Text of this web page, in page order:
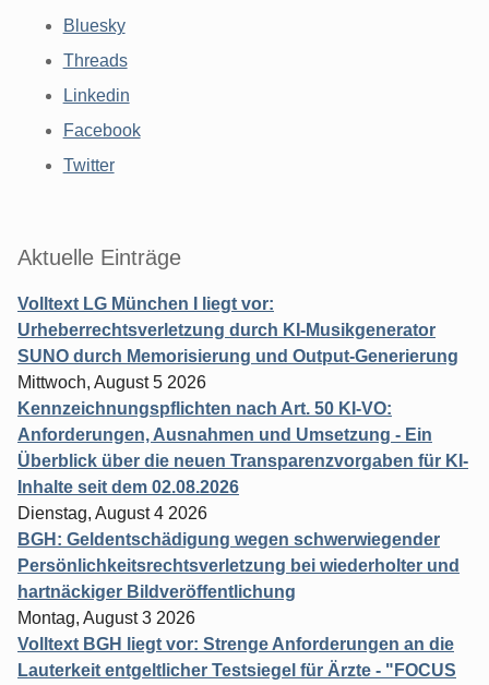
Bluesky
Threads
Linkedin
Facebook
Twitter
Aktuelle Einträge
Volltext LG München I liegt vor:
Urheberrechtsverletzung durch KI-Musikgenerator
SUNO durch Memorisierung und Output-Generierung
Mittwoch, August 5 2026
Kennzeichnungspflichten nach Art. 50 KI-VO:
Anforderungen, Ausnahmen und Umsetzung - Ein
Überblick über die neuen Transparenzvorgaben für KI-
Inhalte seit dem 02.08.2026
Dienstag, August 4 2026
BGH: Geldentschädigung wegen schwerwiegender
Persönlichkeitsrechtsverletzung bei wiederholter und
hartnäckiger Bildveröffentlichung
Montag, August 3 2026
Volltext BGH liegt vor: Strenge Anforderungen an die
Lauterkeit entgeltlicher Testsiegel für Ärzte - "FOCUS